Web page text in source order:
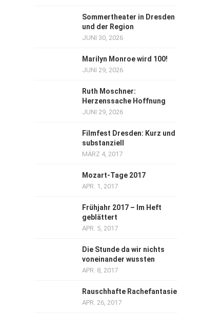
Sommertheater in Dresden
und der Region
JUNI 30, 2026
Marilyn Monroe wird 100!
JUNI 29, 2026
Ruth Moschner:
Herzenssache Hoffnung
JUNI 29, 2026
Filmfest Dresden: Kurz und
substanziell
MÄRZ 4, 2017
Mozart-Tage 2017
APR. 1, 2017
Frühjahr 2017 – Im Heft
geblättert
APR. 5, 2017
Die Stunde da wir nichts
voneinander wussten
APR. 8, 2017
Rauschhafte Rachefantasie
APR. 26, 2017